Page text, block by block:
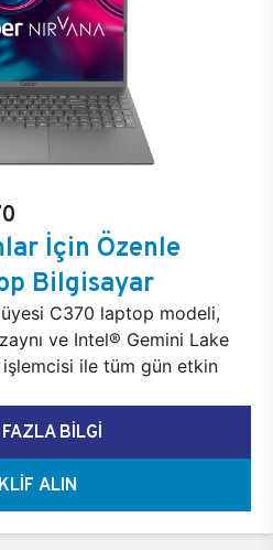
İçin Özenle
Bilgisayar
C370 laptop modeli,
ve Intel® Gemini Lake
ile tüm gün etkin
BİLGİ
ALIN